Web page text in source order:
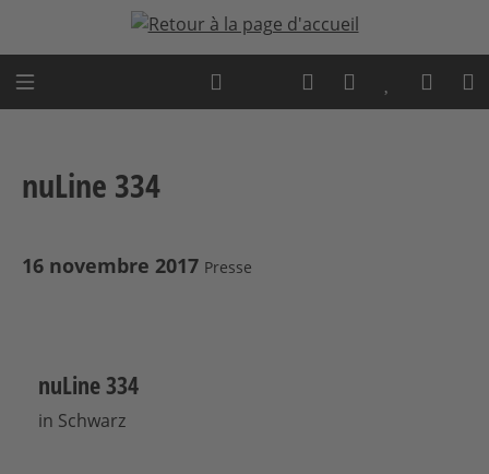
Passer au contenu principal
Expert advice
nuLine 334
16 novembre 2017 Presse
nuLine 334
in Schwarz